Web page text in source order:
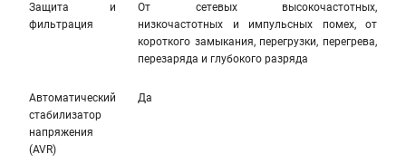
Защита и
фильтрация
От сетевых высокочастотных,
низкочастотных и импульсных помех, от
короткого замыкания, перегрузки, перегрева,
перезаряда и глубокого разряда
Автоматический
стабилизатор
напряжения
(AVR)
Да